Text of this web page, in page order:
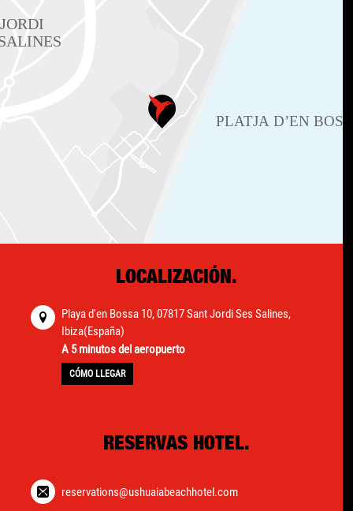
LOCALIZACIÓN.
Playa d'en Bossa 10, 07817 Sant Jordi Ses Salines,
Ibiza(España)
A 5 minutos del aeropuerto
CÓMO LLEGAR
RESERVAS HOTEL.
reservations@ushuaiabeachhotel.com